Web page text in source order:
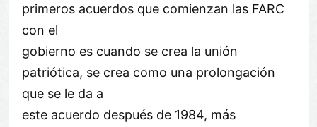
primeros acuerdos que comienzan las FARC
con el
gobierno es cuando se crea la unión
patriótica, se crea como una prolongación
que se le da a
este acuerdo después de 1984, más